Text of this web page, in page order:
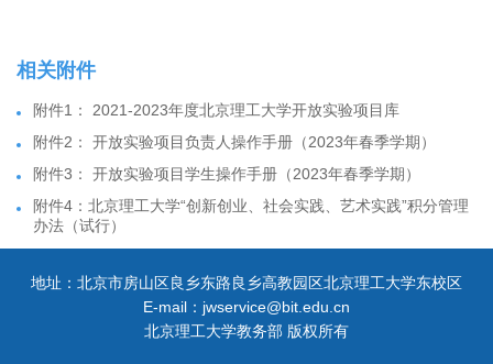
相关附件
附件1： 2021-2023年度北京理工大学开放实验项目库
附件2： 开放实验项目负责人操作手册（2023年春季学期）
附件3： 开放实验项目学生操作手册（2023年春季学期）
附件4：北京理工大学“创新创业、社会实践、艺术实践”积分管理
办法（试行）
地址：北京市房山区良乡东路良乡高教园区北京理工大学东校区
E-mail：jwservice@bit.edu.cn
北京理工大学教务部 版权所有